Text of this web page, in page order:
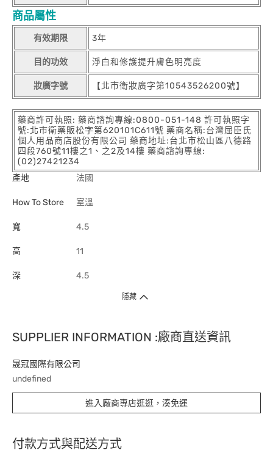
商品屬性
有效期限 3年
目的功效 淨白和修護提升膚色明亮度
妝廣字號 【北市衛妝廣字第10543526200號】
藥商許可執照: 藥商諮詢專線:0800-051-148 許可執照字
號:北市衛藥販松字第620101C611號 藥商名稱:台灣屈臣氏
個人用品商店股份有限公司 藥商地址:台北市松山區八德路
四段760號11樓之1、之2及14樓 藥商諮詢專線:
(02)27421234
產地
法國
How To Store 室溫
寬 4.5
高 11
深 4.5
隱藏
SUPPLIER INFORMATION :廠商直送資訊
晟冠國際有限公司
undefined
進入廠商專店逛逛，湊免運
付款方式與配送方式